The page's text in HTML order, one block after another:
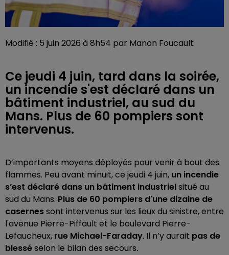
Modifié : 5 juin 2026 à 8h54 par Manon Foucault
Ce jeudi 4 juin, tard dans la soirée,
un incendie s'est déclaré dans un
bâtiment industriel, au sud du
Mans. Plus de 60 pompiers sont
intervenus.
D’importants moyens déployés pour venir à bout des
flammes. Peu avant minuit, ce jeudi 4 juin, un incendie
s’est déclaré dans un bâtiment industrielsitué au
sud du Mans. Plus de 60 pompiers d'une dizaine de
casernessont intervenus sur les lieux du sinistre, entre
l'avenue Pierre-Piffault et le boulevard Pierre-
Lefaucheux, rue Michael-Faraday. Il n’y aurait pas de
blesséselon le bilan des secours.